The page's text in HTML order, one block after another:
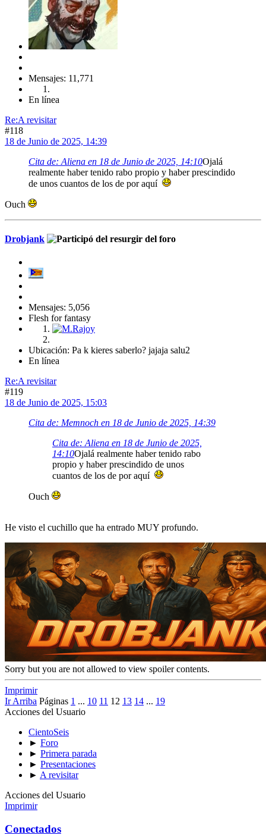
Mensajes: 11,771
En línea
Re:A revisitar
#118
18 de Junio de 2025, 14:39
Cita de: Aliena en 18 de Junio de 2025, 14:10Ojalá
realmente haber tenido rabo propio y haber prescindido
de unos cuantos de los de por aquí
Ouch
Drobjank
Mensajes: 5,056
Flesh for fantasy
Ubicación: Pa k kieres saberlo? jajaja salu2
En línea
Re:A revisitar
#119
18 de Junio de 2025, 15:03
Cita de: Memnoch en 18 de Junio de 2025, 14:39
Cita de: Aliena en 18 de Junio de 2025,
14:10Ojalá realmente haber tenido rabo
propio y haber prescindido de unos
cuantos de los de por aquí
Ouch
He visto el cuchillo que ha entrado MUY profundo.
Sorry but you are not allowed to view spoiler contents.
Imprimir
Ir Arriba Páginas 1 ... 10 11 12 13 14 ... 19
Acciones del Usuario
CientoSeis
► Foro
► Primera parada
► Presentaciones
► A revisitar
Acciones del Usuario
Imprimir
Conectados